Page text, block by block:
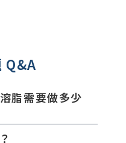
Q&A
脂需要做多少